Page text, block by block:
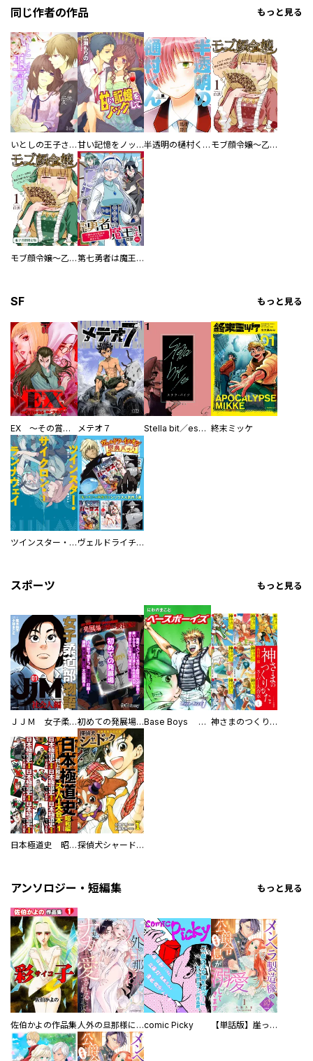
同じ作者の作品 もっと見る
いとしの王子さま 甘い記憶をノックして 半透明の樋村くん モブ顔令嬢～乙女ゲー世界の悪役令嬢に転生したのにどうしてこうなった～【単行本】
モブ顔令嬢～乙女ゲー世界の悪役令嬢に転生したのにどうしてこうなった～【電子書籍限定版】 第七勇者は魔王さま！～猫かぶり聖女はラスボスと共に旅をする～
SF もっと見る
EX ～その賞金稼ぎは、世界の出口を探す～【単行本版】 メテオ７ Stella bit／es【単話版】 終末ミッケ
ツインスター・サイクロン・ランナウェイ ヴェルドライチオシ聖典パック 『転スラ』ミニ画集付き シリウス人気作３選
スポーツ もっと見る
ＪＪＭ 女子柔道部物語 社会人編 初めての発展場 【白抜き修正版】 Base Boys 新装版 神さまのつくりかた。スーパー大合本
日本極道史 昭和編 スーパー大合本 探偵犬シャードック（新装版）
アンソロジー・短編集 もっと見る
佐伯かよの作品集 人外の旦那様に娶られ毎晩ナカまで愛される…。アンソロジーcomic Picky 【単話版】崖っぷち令嬢ですが、意地と策略で幸せになります！シリーズ